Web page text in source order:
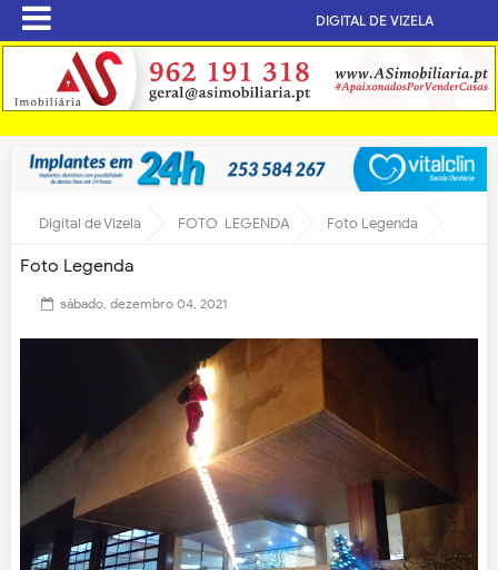
DIGITAL DE VIZELA
Digital de Vizela FOTO-LEGENDA Foto Legenda
Foto Legenda
sábado, dezembro 04, 2021